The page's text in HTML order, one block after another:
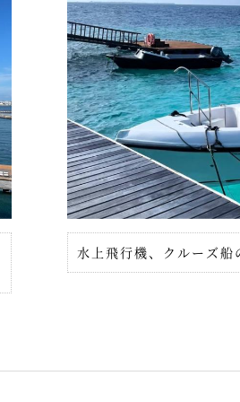
水上飛行機、クルーズ船